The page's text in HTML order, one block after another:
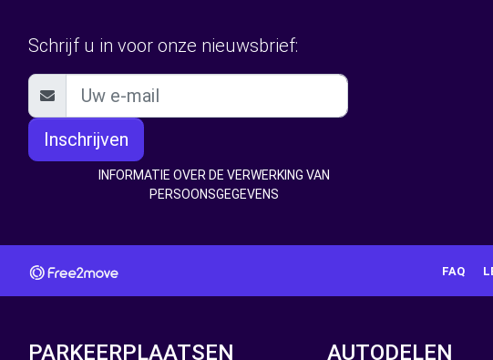
Schrijf u in voor onze nieuwsbrief:
Inschrijven
INFORMATIE OVER DE VERWERKING VAN
PERSOONSGEGEVENS
FAQ
PARKEERPLAATSEN AUTODELEN